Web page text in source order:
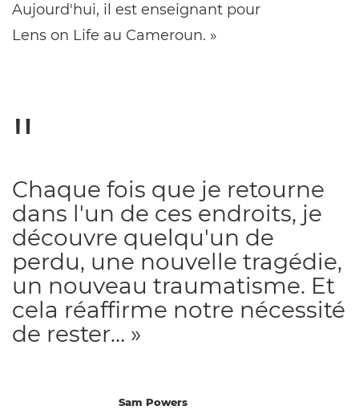
Aujourd'hui, il est enseignant pour
Lens on Life au Cameroun. »
Sam Powers
Chaque fois que je retourne
dans l'un de ces endroits, je
découvre quelqu'un de
perdu, une nouvelle tragédie,
un nouveau traumatisme. Et
cela réaffirme notre nécessité
de rester… »